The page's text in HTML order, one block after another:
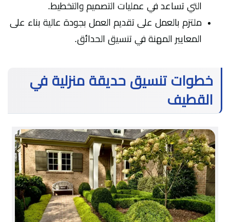
التي تساعد في عمليات التصميم والتخطيط.
ملتزم بالعمل على تقديم العمل بجودة عالية بناء على
المعايير المهنة في تنسيق الحدائق.
خطوات تنسيق حديقة منزلية في
القطيف